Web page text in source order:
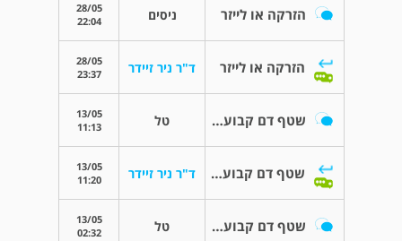
הזרקה או לייזר ניסים
28/05
22:04
הזרקה או לייזר ד"ר ניר זיידר
28/05
23:37
שטף דם קבוע בעין טל
13/05
11:13
שטף דם קבוע בעין ד"ר ניר זיידר
13/05
11:20
שטף דם קבוע בעין טל
13/05
02:32